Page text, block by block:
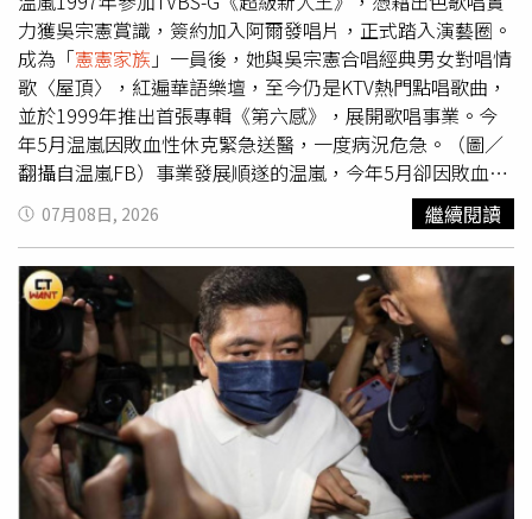
經歷節目一個接一個收掉，公司倒閉，背上3千萬元負債，
人生跌到谷底；潘若迪則回憶，有氧舞蹈最紅的時候，卻突
然罹患猛爆性氣胸，住院整整一個月，苦練多年的肌肉幾乎
全部消失，心情跌到最低點。不過他也不忘展現招牌自信，
大秀63歲依舊精實的身材，證明「寶刀未老」，完全不輸韓
星崔傘。馬力歐則分享，剛加入憲憲家族時，一整年只有九
個通告，收入根本不夠生活，只能四處兼差打工，一步一步
撐到現在。他笑說，那段時間雖然辛苦，卻也讓自己學會沒
有工作時，更不能放棄努力。潘若迪（中）大秀63歲依舊精
實的身材，證明「寶刀未老」。（圖／寬宏藝術提供）
力獲吳宗憲賞識，簽約加入阿爾發唱片，正式踏入演藝圈。
成為「憲憲家族 」一員後，她與吳宗憲合唱經典男女對唱情
歌〈屋頂〉，紅遍華語樂壇，至今仍是KTV熱門點唱歌曲，
並於1999年推出首張專輯《第六感》，展開歌唱事業。今
年5月温嵐因敗血性休克緊急送醫，一度病況危急。（圖／
翻攝自温嵐FB）事業發展順遂的温嵐，今年5月卻因敗血性
休克緊急送醫，一度病況危急。歷經20天治療及休養後，她
已平安出院返家，上月也透過社群平台親自分享從鬼門關前
走一遭的驚險經歷。經紀人表示，温嵐目前仍在家休養，將
暫停工作3個月，原定3場個人演唱會也延期至12月舉辦。
她也向粉絲喊話，未來會更加照顧身體，待完全康復後，將
以最健康的狀態重返舞台，「等我」。經紀人表示，温嵐目
前仍在家休養，原定3場個唱延至12月舉辦。（圖／華納音
樂提供）温嵐回憶，5月14日清晨突然劇烈腹痛、全身冒冷
汗、四肢無力，原本當天準備飛往上海為演唱會彩排，沒想
到病情急速惡化。送醫檢查後發現，體內有一顆約2公分大
的腎結石，外層包覆膿泡，造成尿路阻塞，引發嚴重感染，
07月08日, 2026 繼續閱讀